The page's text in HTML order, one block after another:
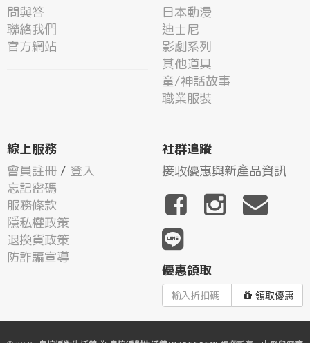
問與答
聯絡我們
官方網站
日本動漫
迪士尼
影劇系列
其他道具
童/神話故事
職業服裝
線上服務
會員註冊 / 登入
忘記密碼
服務條款
隱私權政策
退換貨政策
防詐騙宣導
社群追蹤
接收優惠與新產品資訊
優惠領取
領取優惠